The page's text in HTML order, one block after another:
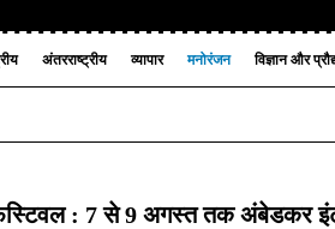
अंतरराष्ट्रीय व्यापार मनोरंजन विज्ञान और
फेस्टिवल : 7 से 9 अगस्त तक अंबेडकर